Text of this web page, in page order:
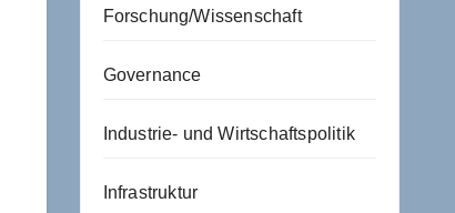
Forschung/Wissenschaft
Governance
Industrie- und Wirtschaftspolitik
Infrastruktur